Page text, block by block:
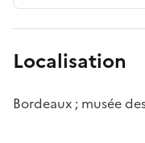
Localisation
Bordeaux ; musée